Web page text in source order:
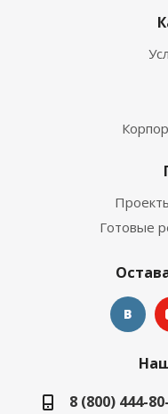
Готовые
8 (800) 444-